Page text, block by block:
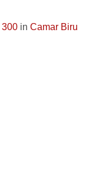
300 in Camar Biru